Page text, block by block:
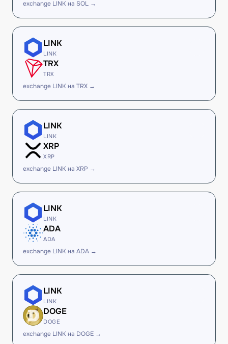
exchange LINK на SOL →
LINK
LINK
TRX
TRX
exchange LINK на TRX →
LINK
LINK
XRP
XRP
exchange LINK на XRP →
LINK
LINK
ADA
ADA
exchange LINK на ADA →
LINK
LINK
DOGE
DOGE
exchange LINK на DOGE →